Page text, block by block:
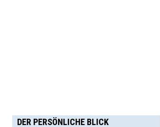
DER PERSÖNLICHE BLICK